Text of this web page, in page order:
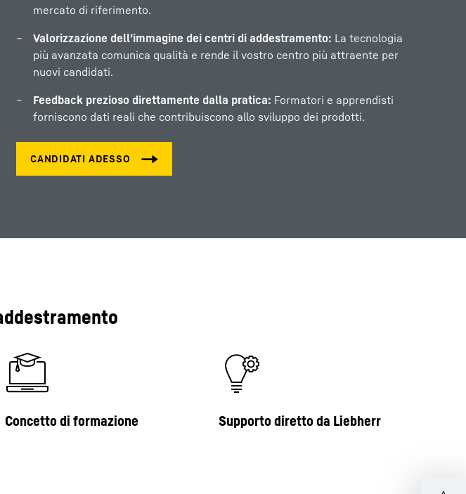
mercato di riferimento.
Valorizzazione dell’immagine dei centri di addestramento: La tecnologia
più avanzata comunica qualità e rende il vostro centro più attraente per
nuovi candidati.
Feedback prezioso direttamente dalla pratica: Formatori e apprendisti
forniscono dati reali che contribuiscono allo sviluppo dei prodotti.
Concetto di formazione Supporto diretto da Liebherr